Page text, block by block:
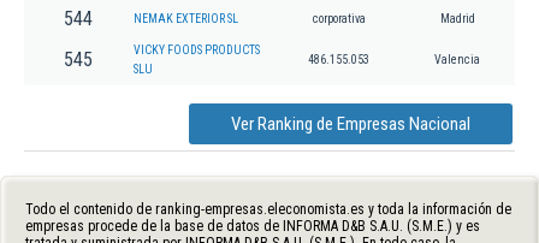
544 NEMAK EXTERIOR SL corporativa Madrid
545
VICKY FOODS PRODUCTS
SLU
486.155.053 Valencia
Ver Ranking de Empresas Nacional
Todo el contenido de ranking-empresas.eleconomista.es y toda la información de
empresas procede de la base de datos de INFORMA D&B S.A.U. (S.M.E.) y es